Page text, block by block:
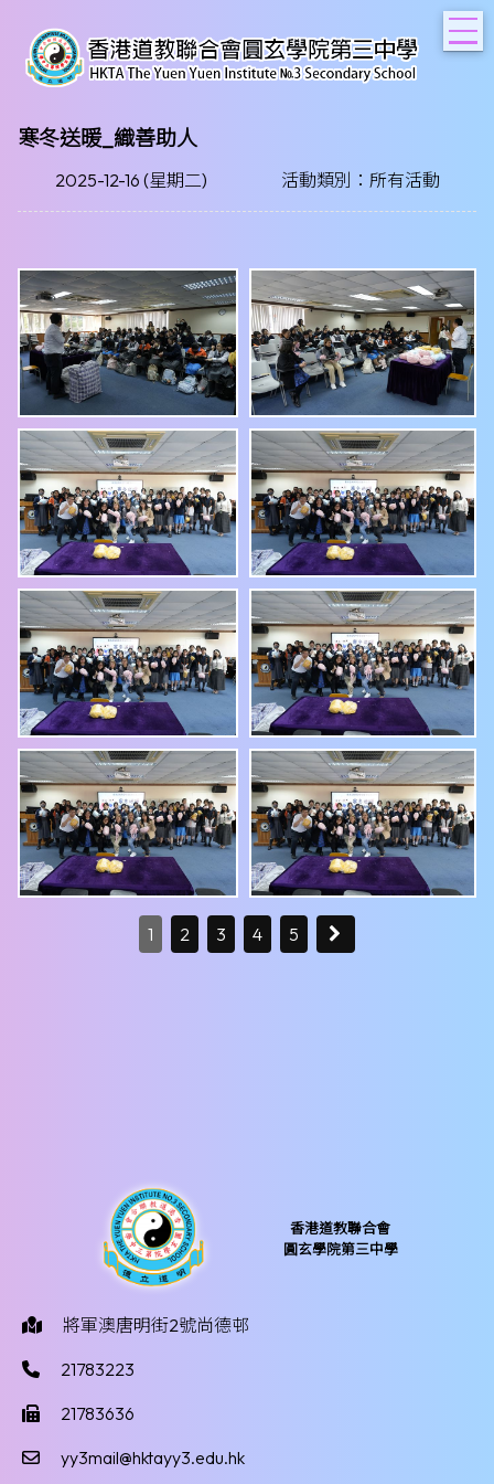
寒冬送暖_織善助人
2025-12-16 (星期二) 活動類別：所有活動
1 2 3 4 5
香港道教聯合會
圓玄學院第三中學
將軍澳唐明街2號尚德邨
21783223
21783636
yy3mail@hktayy3.edu.hk